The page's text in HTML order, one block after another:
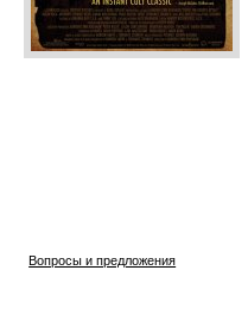
Вопросы и предложения